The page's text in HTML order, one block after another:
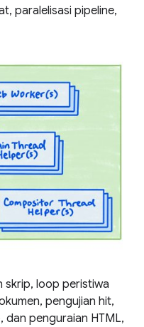
paralelisasi pipeline,
skrip, loop peristiwa
pengujian hit,
dan penguraian HTML,